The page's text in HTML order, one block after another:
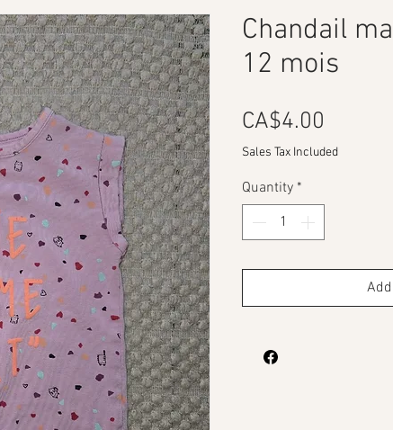
Chandail
12 mois
CA$4.00
Sales Tax Included
Quantity *